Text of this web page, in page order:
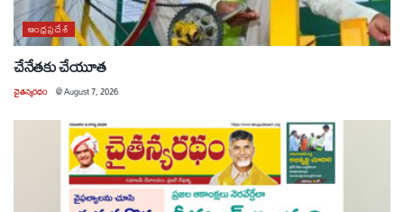
ఆంధ్రప్రదేశ్
చేనేతకు చేయూత
చైతన్యరధం @August 7, 2026